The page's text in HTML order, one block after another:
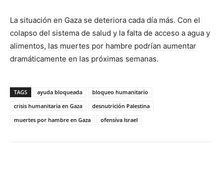
La situación en Gaza se deteriora cada día más. Con el
colapso del sistema de salud y la falta de acceso a agua y
alimentos, las muertes por hambre podrían aumentar
dramáticamente en las próximas semanas.
TAGS ayuda bloqueada
bloqueo humanitario
crisis humanitaria en Gaza
desnutrición Palestina
muertes por hambre en Gaza
ofensiva Israel